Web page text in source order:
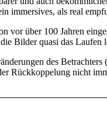
immersives, als real
vor über 100 Jahren
Bilder quasi das
des
Rückkoppelung nicht